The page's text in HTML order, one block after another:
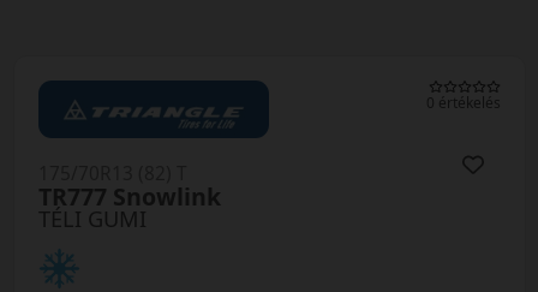
0 értékelés
TÉLI GUMI
TR777 Snowlink